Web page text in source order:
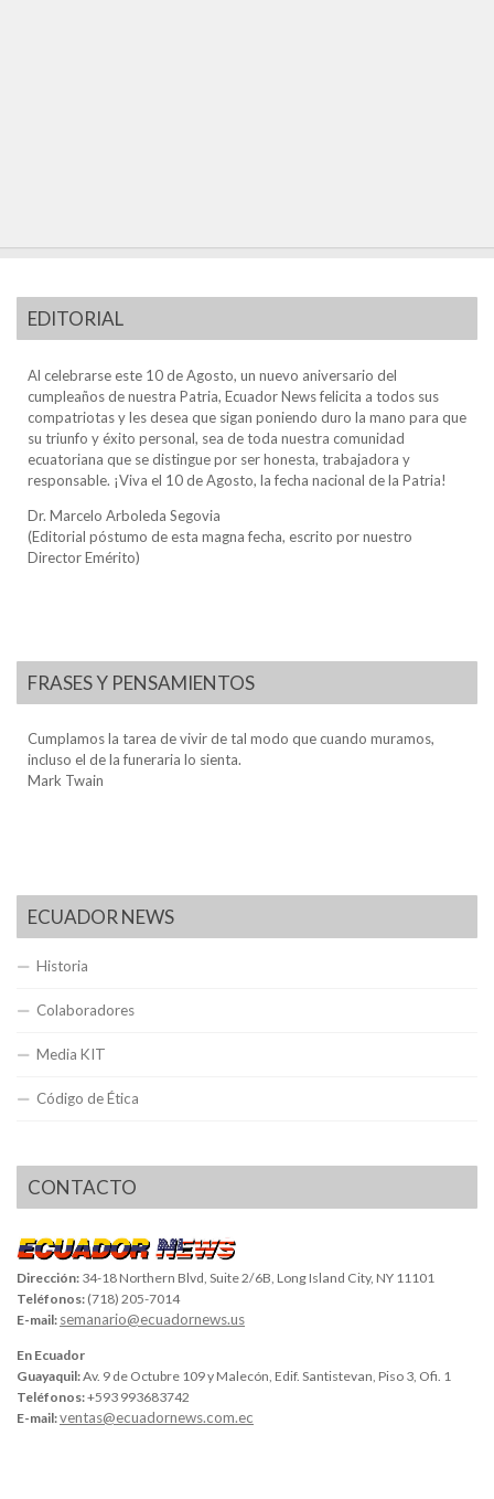
EDITORIAL
Al celebrarse este 10 de Agosto, un nuevo aniversario del
cumpleaños de nuestra Patria, Ecuador News felicita a todos sus
compatriotas y les desea que sigan poniendo duro la mano para que
su triunfo y éxito personal, sea de toda nuestra comunidad
ecuatoriana que se distingue por ser honesta, trabajadora y
responsable. ¡Viva el 10 de Agosto, la fecha nacional de la Patria!
Dr. Marcelo Arboleda Segovia
(Editorial póstumo de esta magna fecha, escrito por nuestro
Director Emérito)
FRASES Y PENSAMIENTOS
Cumplamos la tarea de vivir de tal modo que cuando muramos,
incluso el de la funeraria lo sienta.
Mark Twain
ECUADOR NEWS
Historia
Colaboradores
Media KIT
Código de Ética
CONTACTO
Dirección: 34-18 Northern Blvd, Suite 2/6B, Long Island City, NY 11101
Teléfonos: (718) 205-7014
E-mail: semanario@ecuadornews.us
En Ecuador
Guayaquil:Av. 9 de Octubre 109 y Malecón, Edif. Santistevan, Piso 3, Ofi. 1
Teléfonos:+593 993683742
E-mail:ventas@ecuadornews.com.ec